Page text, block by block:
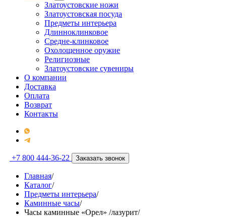
Златоустовские ножи
Златоустовская посуда
Предметы интерьера
Длинноклинковое
Средне-клинковое
Охолощенное оружие
Религиозные
Златоустовские сувениры
О компании
Доставка
Оплата
Возврат
Контакты
+7 800 444-36-22 Заказать звонок
Главная/
Каталог/
Предметы интерьера/
Каминные часы/
Часы каминные «Орел» /лазурит/